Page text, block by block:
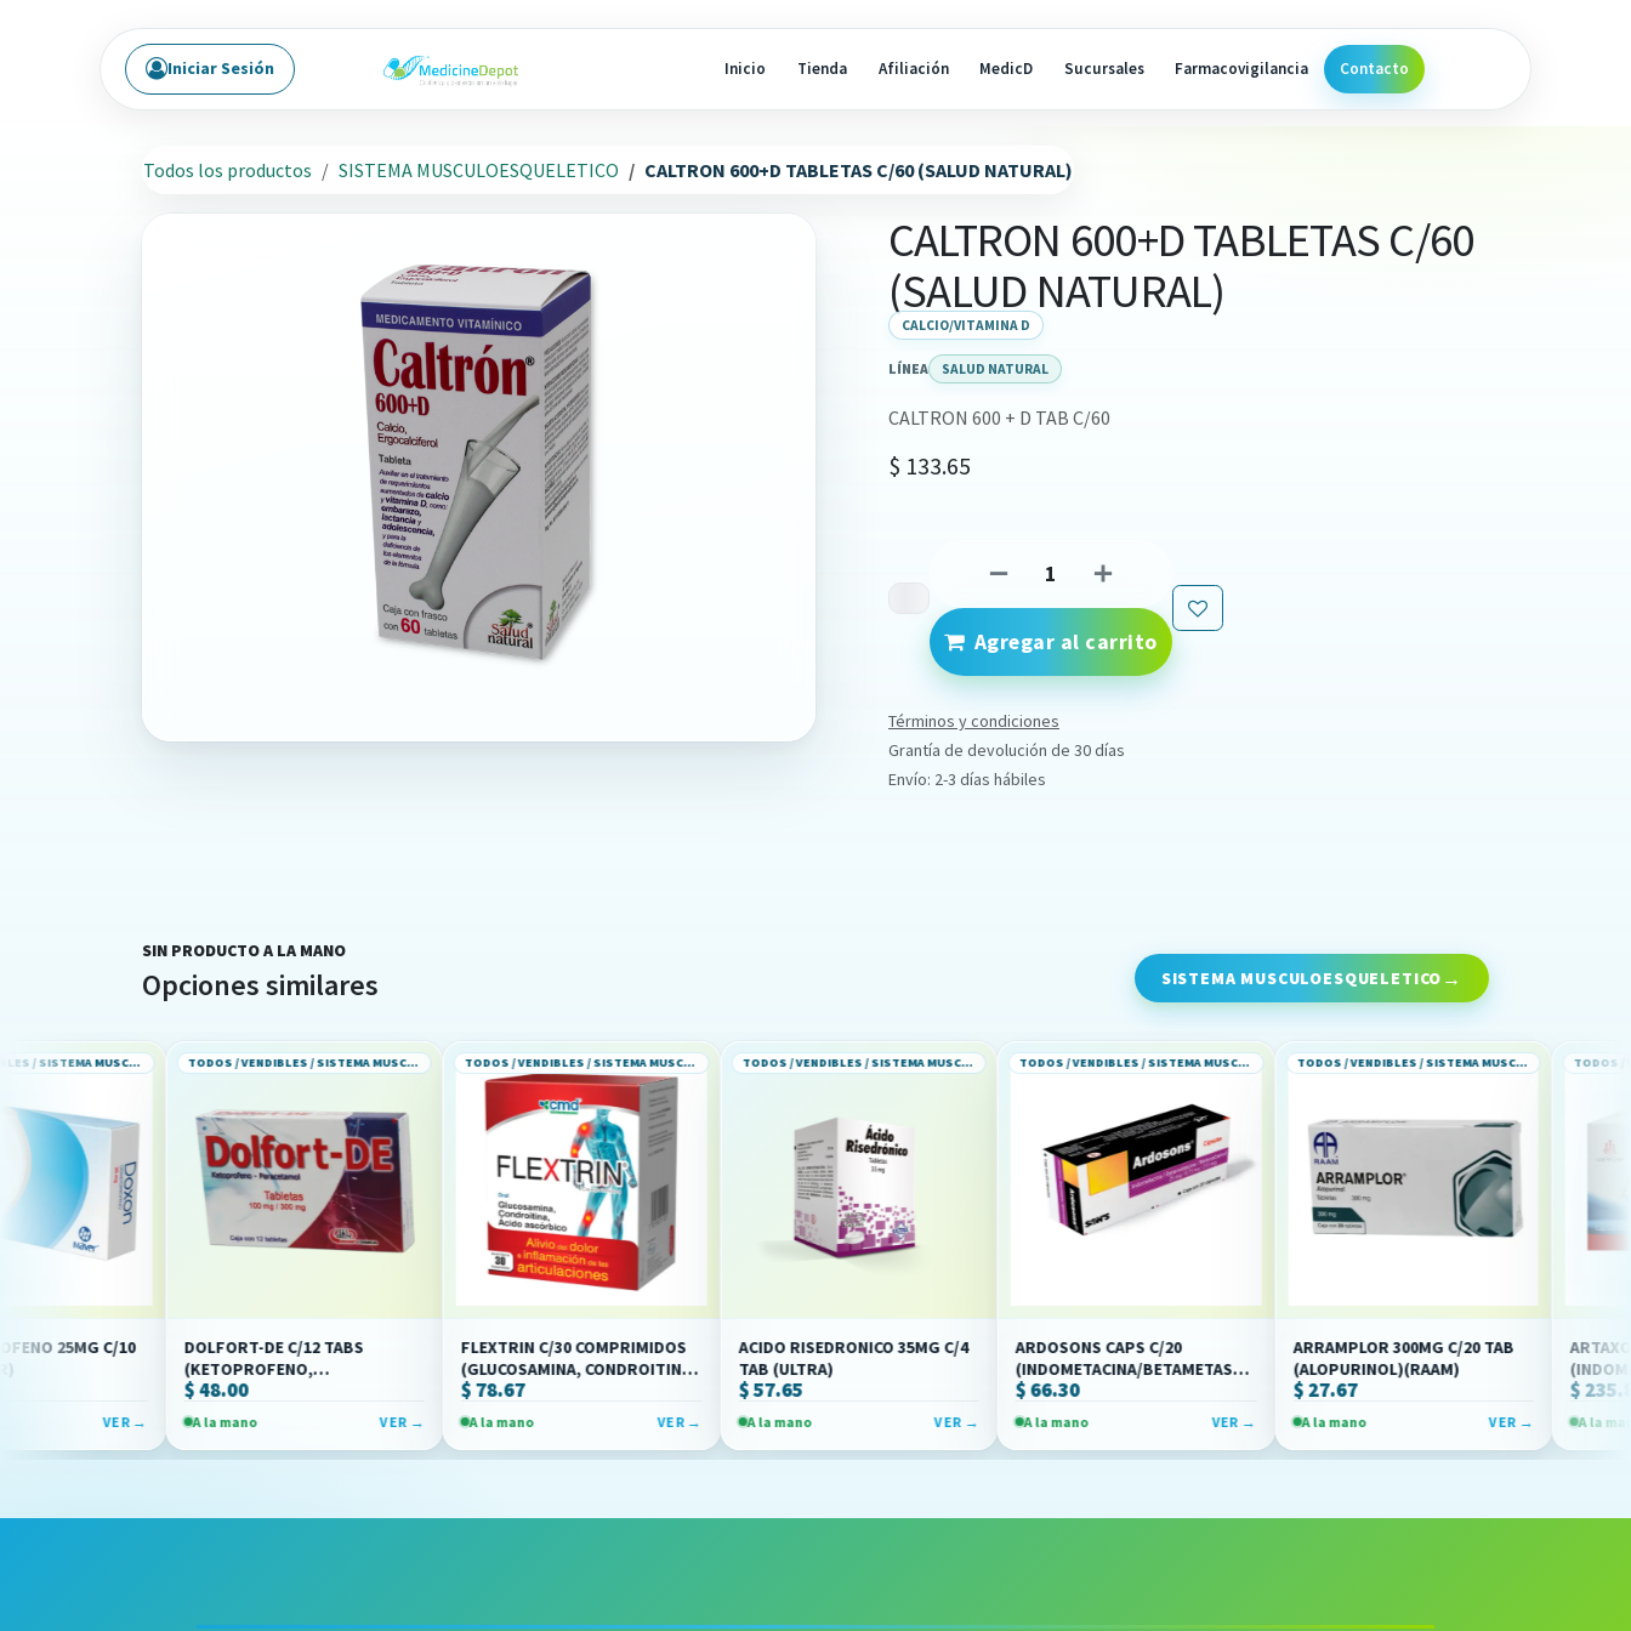
Inicio Tienda Afiliación MedicD Sucursales Farmacovigilancia Contacto
Iniciar Sesión
Todos los productos SISTEMA MUSCULOESQUELETICO CALTRON 600+D TABLETAS C/60 (SALUD NATURAL)
CALTRON 600+D TABLETAS C/60
(SALUD NATURAL)
CALCIO/VITAMINA D
LÍNEA SALUD NATURAL
CALTRON 600 + D TAB C/60
$ 133.65
Agregar al carrito
Términos y condiciones
Grantía de devolución de 30 días
Envío: 2-3 días hábiles
SIN PRODUCTO A LA MANO
Opciones similares SISTEMA MUSCULOESQUELETICO
TODOS / VENDIBLES / SISTEMA MUSCULOESQUELETICO
C/10
TODOS / VENDIBLES / SISTEMA MUSCULOESQUELETICO
DOLFORT-DE C/12 TABS
(KETOPROFENO,
PARACETAMOL)(DEGORT'S)
A la mano
TODOS / VENDIBLES / SISTEMA MUSCULOESQUELETICO
FLEXTRIN C/30 COMPRIMIDOS
(GLUCOSAMINA, CONDROITINA,
VITAMINA C)(CMD)
A la mano
TODOS / VENDIBLES / SISTEMA MUSCULOESQUELETICO
ACIDO RISEDRONICO 35MG C/4
TAB (ULTRA)
A la mano
TODOS / VENDIBLES / SISTEMA MUSCULOESQUELETICO
ARDOSONS CAPS C/20
(INDOMETACINA/BETAMETASONA/METOCARBAMOL)
A la mano
TODOS / VENDIBLES / SISTEMA MUSCULOESQUELETICO
ARRAMPLOR 300MG C/20 TAB
(ALOPURINOL)(RAAM)
A la mano
ARTAXOL 100MG
A la mano